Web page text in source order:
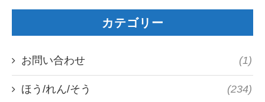
カテゴリー
お問い合わせ (1)
ほう/れん/そう (234)